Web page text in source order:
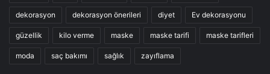
dekorasyon dekorasyon önerileri diyet Ev dekorasyonu
güzellik kilo verme maske maske tarifi maske tarifleri
moda saç bakımı sağlık zayıflama